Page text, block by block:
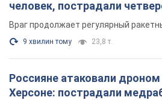
человек, пострадали
Враг продолжает регулярный
9 хвилин тому 23,8 т.
Россияне атаковали
Херсоне: пострадали